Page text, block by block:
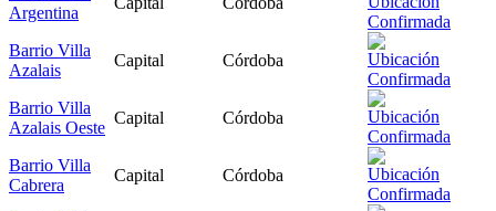
Argentina
Barrio Villa
Azalais
Capital Córdoba
Barrio Villa
Azalais Oeste
Capital Córdoba
Barrio Villa
Cabrera
Capital Córdoba